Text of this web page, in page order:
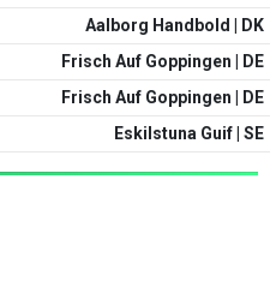
Aalborg Handbold | DK
Frisch Auf Goppingen | DE
Frisch Auf Goppingen | DE
Eskilstuna Guif | SE